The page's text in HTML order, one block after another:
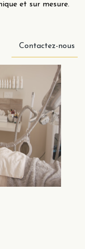
et sur mesure.
Contactez-nous